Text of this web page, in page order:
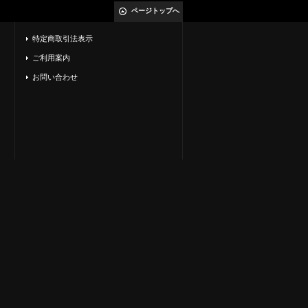
ページトップへ
特定商取引法表示
ご利用案内
お問い合わせ